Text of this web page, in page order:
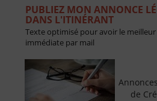
PUBLIEZ MON ANNONCE
DANS L'ITINÉRANT
Texte optimisé pour avoir le
immédiate par mail
de